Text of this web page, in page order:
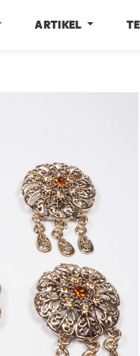
ARTIKEL